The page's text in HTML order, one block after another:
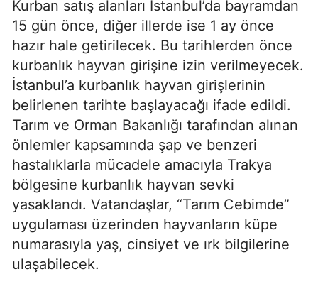
Kurban satış alanları İstanbul’da bayramdan
15 gün önce, diğer illerde ise 1 ay önce
hazır hale getirilecek. Bu tarihlerden önce
kurbanlık hayvan girişine izin verilmeyecek.
İstanbul’a kurbanlık hayvan girişlerinin
belirlenen tarihte başlayacağı ifade edildi.
Tarım ve Orman Bakanlığı tarafından alınan
önlemler kapsamında şap ve benzeri
hastalıklarla mücadele amacıyla Trakya
bölgesine kurbanlık hayvan sevki
yasaklandı. Vatandaşlar, “Tarım Cebimde”
uygulaması üzerinden hayvanların küpe
numarasıyla yaş, cinsiyet ve ırk bilgilerine
ulaşabilecek.